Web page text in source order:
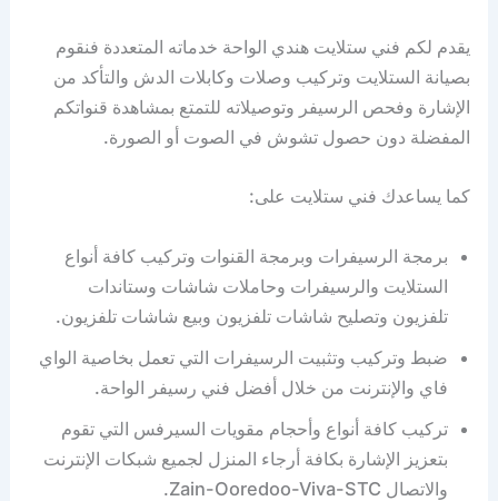
يقدم لكم فني ستلايت هندي الواحة خدماته المتعددة فنقوم
بصيانة الستلايت وتركيب وصلات وكابلات الدش والتأكد من
الإشارة وفحص الرسيفر وتوصيلاته للتمتع بمشاهدة قنواتكم
المفضلة دون حصول تشوش في الصوت أو الصورة.
كما يساعدك فني ستلايت على:
برمجة الرسيفرات وبرمجة القنوات وتركيب كافة أنواع
الستلايت والرسيفرات وحاملات شاشات وستاندات
تلفزيون وتصليح شاشات تلفزيون وبيع شاشات تلفزيون.
ضبط وتركيب وتثبيت الرسيفرات التي تعمل بخاصية الواي
فاي والإنترنت من خلال أفضل فني رسيفر الواحة.
تركيب كافة أنواع وأحجام مقويات السيرفس التي تقوم
بتعزيز الإشارة بكافة أرجاء المنزل لجميع شبكات الإنترنت
والاتصال Zain-Ooredoo-Viva-STC.